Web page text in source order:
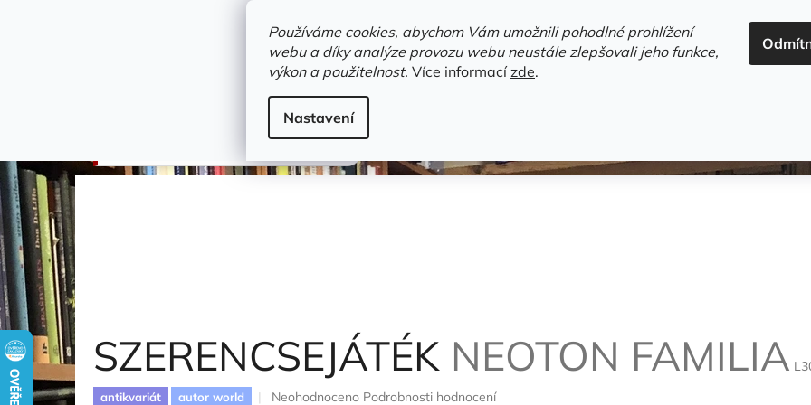
Používáme cookies, abychom Vám umožnili pohodlné prohlížení
webu a díky analýze provozu webu neustále zlepšovali jeho funkce,
výkon a použitelnost. Více informacízde.
Nastavení
HLEDAT
Novinky Trvalky a bestsellery
Neoton familia
SZERENCSEJÁTÉK NEOTON FAMILIA
antikvariát autor world
Průměrné
Neohodnoceno Podrobnosti hodnocení